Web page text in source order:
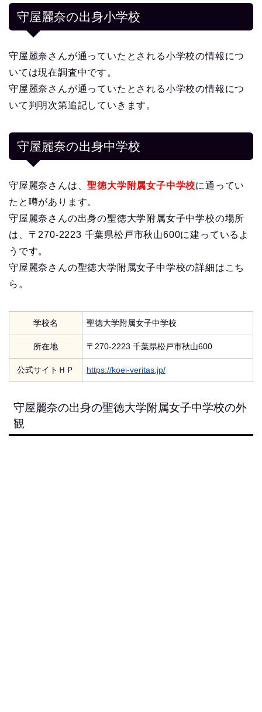
守屋麗奈の出身小学校
守屋麗奈さんが通っていたとされる小学校の情報につ
いては現在調査中です。
守屋麗奈さんが通っていたとされる小学校の情報につ
いて判明次第追記していきます。
守屋麗奈の出身中学校
守屋麗奈さんは、聖徳大学附属女子中学校に通ってい
たと噂があります。
守屋麗奈さんの出身の聖徳大学附属女子中学校の場所
は、〒270-2223 千葉県松戸市秋山600に建っているよ
うです。
守屋麗奈さんの聖徳大学附属女子中学校の詳細はこち
ら。
学校名 聖徳大学附属女子中学校
所在地 〒270-2223 千葉県松戸市秋山600
公式サイトＨＰ https://koei-veritas.jp/
守屋麗奈の出身の聖徳大学附属女子中学校の外
観